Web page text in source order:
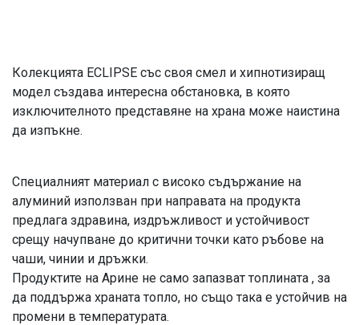
Колекцията ECLIPSE със своя смел и хипнотизиращ
модел създава интересна обстановка, в която
изключителното представяне на храна може наистина
да изпъкне.
Специалният материал с високо съдържание на
алуминий използван при направата на продукта
предлага здравина, издръжливост и устойчивост
срещу начупване до критични точки като ръбове на
чаши, чинии и дръжки.
Продуктите на Арине не само запазват топлината , за
да поддържа храната топло, но също така е устойчив на
промени в температурата.